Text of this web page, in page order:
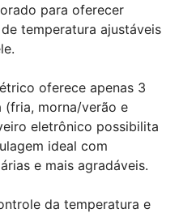
para oferecer
temperatura ajustáveis
oferece apenas 3
(fria, morna/verão e
eletrônico possibilita
ideal com
e mais agradáveis.
da temperatura e